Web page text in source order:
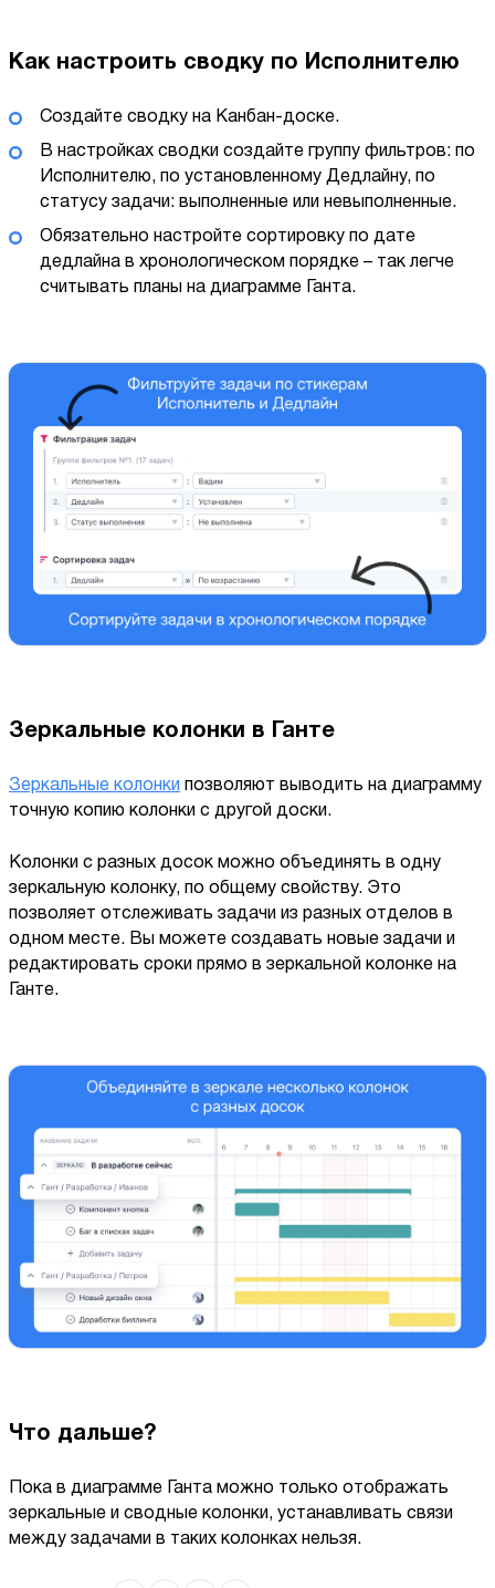
Как настроить сводку по Исполнителю
Создайте сводку на Канбан-доске.
В настройках сводки создайте группу фильтров: по
Исполнителю, по установленному Дедлайну, по
статусу задачи: выполненные или невыполненные.
Обязательно настройте сортировку по дате
дедлайна в хронологическом порядке – так легче
считывать планы на диаграмме Ганта.
Зеркальные колонки в Ганте
Зеркальные колонки позволяют выводить на диаграмму
точную копию колонки с другой доски.
Колонки с разных досок можно объединять в одну
зеркальную колонку, по общему свойству. Это
позволяет отслеживать задачи из разных отделов в
одном месте. Вы можете создавать новые задачи и
редактировать сроки прямо в зеркальной колонке на
Ганте.
Что дальше?
Пока в диаграмме Ганта можно только отображать
зеркальные и сводные колонки, устанавливать связи
между задачами в таких колонках нельзя.